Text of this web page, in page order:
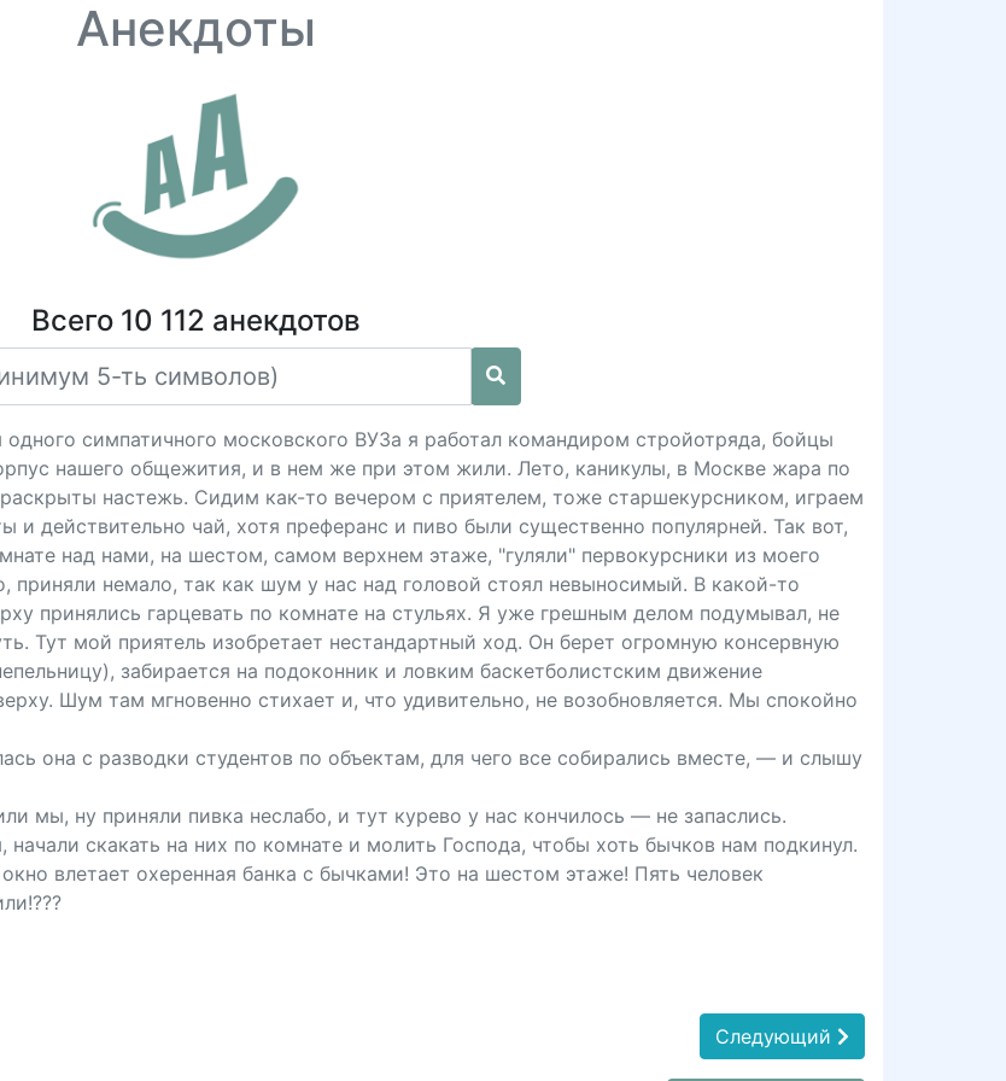
Анекдоты
Всего 10 112 анекдотов
симпатичного московского ВУЗа я работал командиром стройотряда, бойцы
нашего общежития, и в нем же при этом жили. Лето, каникулы, в Москве жара по
настежь. Сидим как-то вечером с приятелем, тоже старшекурсником, играем
действительно чай, хотя преферанс и пиво были существенно популярней. Так вот,
над нами, на шестом, самом верхнем этаже, "гуляли" первокурсники из моего
немало, так как шум у нас над головой стоял невыносимый. В какой-то
принялись гарцевать по комнате на стульях. Я уже грешным делом подумывал, не
Тут мой приятель изобретает нестандартный ход. Он берет огромную консервную
забирается на подоконник и ловким баскетболистским движение
Шум там мгновенно стихает и, что удивительно, не возобновляется. Мы спокойно
она с разводки студентов по объектам, для чего все собирались вместе, — и слышу
мы, ну приняли пивка неслабо, и тут курево у нас кончилось — не запаслись.
скакать на них по комнате и молить Господа, чтобы хоть бычков нам подкинул.
влетает охеренная банка с бычками! Это на шестом этаже! Пять человек
Следующий